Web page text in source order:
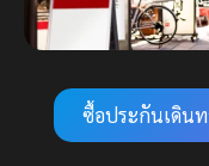
ซื้อประกันเดิน